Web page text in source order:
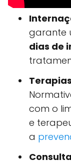
garante
dias de
com o
e
a